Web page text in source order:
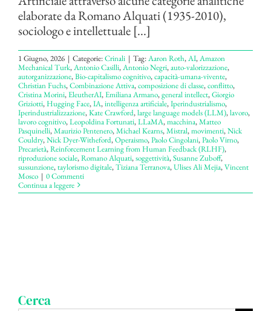
elaborate da Romano Alquati (1935-2010),
sociologo e intellettuale [...]
1 Giugno, 2026 | Categorie:Crinali | Tag:Aaron Roth,AI,Amazon
Mechanical Turk,Antonio Casilli,Antonio Negri,auto-valorizzazione,
autorganizzazione,Bio-capitalismo cognitivo,capacità-umana-vivente,
Christian Fuchs,Combinazione Attiva,composizione di classe,conflitto,
Cristina Morini,EleutherAI,Emiliana Armano,general intellect,Giorgio
Griziotti,Hugging Face,IA,intelligenza artificiale,Iperindustrialismo,
Iperindustrializzazione,Kate Crawford,large language models (LLM),lavoro,
lavoro cognitivo,Leopoldina Fortunati,LLaMA,macchina,Matteo
Pasquinelli,Maurizio Pentenero,Michael Kearns,Mistral,movimenti,Nick
Couldry,Nick Dyer-Witheford,Operaismo,Paolo Cingolani,Paolo Virno,
Precarietà,Reinforcement Learning from Human Feedback (RLHF),
riproduzione sociale,Romano Alquati,soggettività,Susanne Zuboff,
sussunzione,taylorismo digitale,Tiziana Terranova,Ulises Ali Mejia,Vincent
Mosco | 0 Commenti
Continua a leggere
Cerca